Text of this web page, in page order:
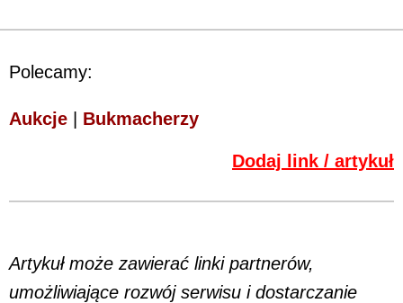
Polecamy:
Aukcje Bukmacherzy
Dodaj link / artykuł
Artykuł może zawierać linki partnerów,
umożliwiające rozwój serwisu i dostarczanie